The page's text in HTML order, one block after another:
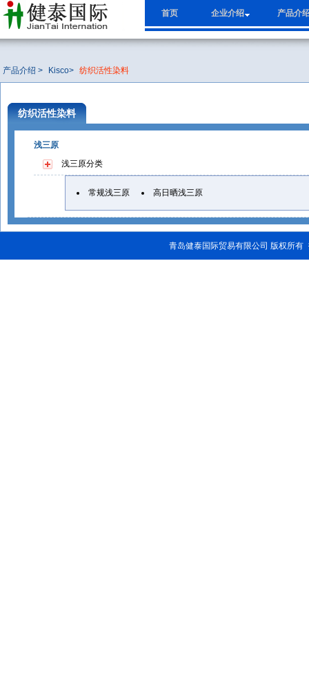
首页 企业介绍 产品介
产品介绍 > Kisco> 纺织活性染料
纺织活性染料
浅三原
浅三原分类
常规浅三原 高日晒浅三原
青岛健泰国际贸易有限公司 版权所有